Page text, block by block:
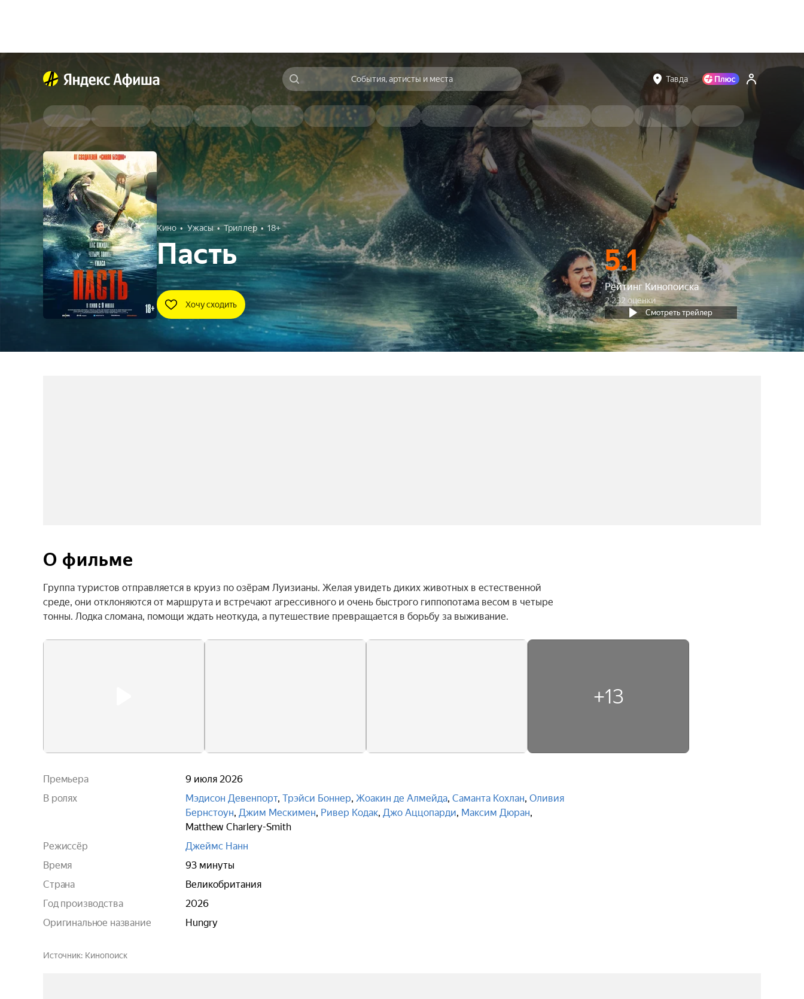
События, артисты и места Тавда
Кино Ужасы Триллер 18+
Пасть
Хочу сходить
5.1
Рейтинг Кинопоиска
2 232 оценки
Смотреть трейлер
О фильме
Группа туристов отправляется в круиз по озёрам Луизианы. Желая увидеть диких животных в естественной
среде, они отклоняются от маршрута и встречают агрессивного и очень быстрого гиппопотама весом в четыре
тонны. Лодка сломана, помощи ждать неоткуда, а путешествие превращается в борьбу за выживание.
+13
Премьера
9 июля 2026
В ролях
Мэдисон Девенпорт, Трэйси Боннер, Жоакин де Алмейда, Саманта Кохлан, Оливия
Бернстоун, Джим Мескимен, Ривер Кодак, Джо Аццопарди, Максим Дюран,
Matthew Charlery-Smith
Режиссёр
Джеймс Нанн
Время
93 минуты
Страна
Великобритания
Год производства
2026
Оригинальное название
Hungry
Источник Кинопоиск